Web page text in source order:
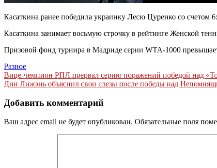
Касаткина ранее победила украинку Лесю Цуренко со счетом
Касаткина занимает восьмую строчку в рейтинге Женской
Призовой фонд турнира в Мадриде серии WTA-1000
Разное
Навигация
по
записям
Вице-чемпион РПЛ прервал серию поражений победой над
Дин Лижэнь объяснил свои слезы после победы над
Добавить комментарий
Ваш адрес email не будет опубликован. Обязательные поля